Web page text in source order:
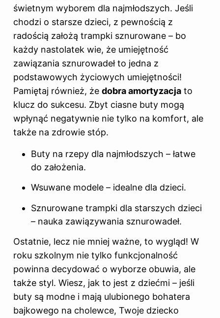
świetnym wyborem dla najmłodszych. Jeśli
chodzi o starsze dzieci, z pewnością z
radością założą trampki sznurowane – bo
każdy nastolatek wie, że umiejętność
zawiązania sznurowadeł to jedna z
podstawowych życiowych umiejętności!
Pamiętaj również, że dobra amortyzacja to
klucz do sukcesu. Zbyt ciasne buty mogą
wpłynąć negatywnie nie tylko na komfort, ale
także na zdrowie stóp.
Buty na rzepy dla najmłodszych – łatwe
do założenia.
Wsuwane modele – idealne dla dzieci.
Sznurowane trampki dla starszych dzieci
– nauka zawiązywania sznurowadeł.
Ostatnie, lecz nie mniej ważne, to wygląd! W
roku szkolnym nie tylko funkcjonalność
powinna decydować o wyborze obuwia, ale
także styl. Wiesz, jak to jest z dziećmi – jeśli
buty są modne i mają ulubionego bohatera
bajkowego na cholewce, Twoje dziecko